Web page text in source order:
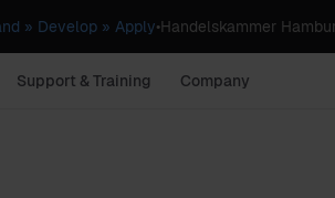
» Develop » Apply•Handelskammer
Support & Training Company